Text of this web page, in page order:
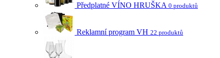
Předplatné VÍNO HRUŠKA 0 produktů
Reklamní program VH 22 produktů